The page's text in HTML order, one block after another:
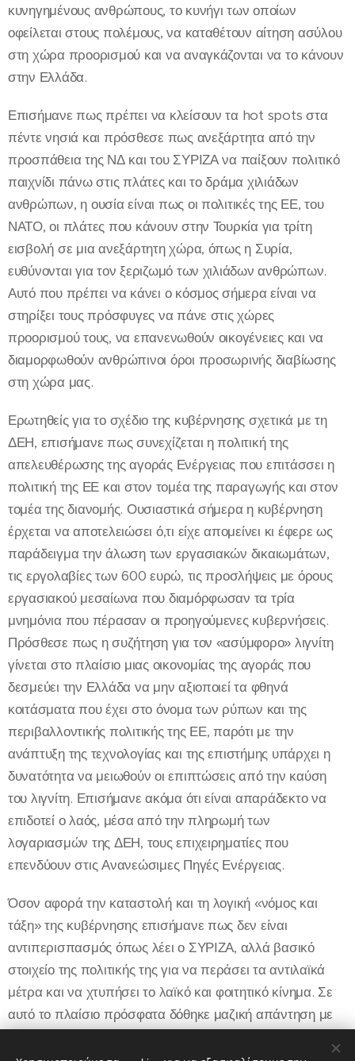
κυνηγημένους ανθρώπους, το κυνήγι των οποίων
οφείλεται στους πολέμους, να καταθέτουν αίτηση ασύλου
στη χώρα προορισμού και να αναγκάζονται να το κάνουν
στην Ελλάδα.
Επισήμανε πως πρέπει να κλείσουν τα hot spots στα
πέντε νησιά και πρόσθεσε πως ανεξάρτητα από την
προσπάθεια της ΝΔ και του ΣΥΡΙΖΑ να παίξουν πολιτικό
παιχνίδι πάνω στις πλάτες και το δράμα χιλιάδων
ανθρώπων, η ουσία είναι πως οι πολιτικές της ΕΕ, του
ΝΑΤΟ, οι πλάτες που κάνουν στην Τουρκία για τρίτη
εισβολή σε μια ανεξάρτητη χώρα, όπως η Συρία,
ευθύνονται για τον ξεριζωμό των χιλιάδων ανθρώπων.
Αυτό που πρέπει να κάνει ο κόσμος σήμερα είναι να
στηρίξει τους πρόσφυγες να πάνε στις χώρες
προορισμού τους, να επανενωθούν οικογένειες και να
διαμορφωθούν ανθρώπινοι όροι προσωρινής διαβίωσης
στη χώρα μας.
Ερωτηθείς για το σχέδιο της κυβέρνησης σχετικά με τη
ΔΕΗ, επισήμανε πως συνεχίζεται η πολιτική της
απελευθέρωσης της αγοράς Ενέργειας που επιτάσσει η
πολιτική της ΕΕ και στον τομέα της παραγωγής και στον
τομέα της διανομής. Ουσιαστικά σήμερα η κυβέρνηση
έρχεται να αποτελειώσει ό,τι είχε απομείνει κι έφερε ως
παράδειγμα την άλωση των εργασιακών δικαιωμάτων,
τις εργολαβίες των 600 ευρώ, τις προσλήψεις με όρους
εργασιακού μεσαίωνα που διαμόρφωσαν τα τρία
μνημόνια που πέρασαν οι προηγούμενες κυβερνήσεις.
Πρόσθεσε πως η συζήτηση για τον «ασύμφορο» λιγνίτη
γίνεται στο πλαίσιο μιας οικονομίας της αγοράς που
δεσμεύει την Ελλάδα να μην αξιοποιεί τα φθηνά
κοιτάσματα που έχει στο όνομα των ρύπων και της
περιβαλλοντικής πολιτικής της ΕΕ, παρότι με την
ανάπτυξη της τεχνολογίας και της επιστήμης υπάρχει η
δυνατότητα να μειωθούν οι επιπτώσεις από την καύση
του λιγνίτη. Επισήμανε ακόμα ότι είναι απαράδεκτο να
επιδοτεί ο λαός, μέσα από την πληρωμή των
λογαριασμών της ΔΕΗ, τους επιχειρηματίες που
επενδύουν στις Ανανεώσιμες Πηγές Ενέργειας.
Όσον αφορά την καταστολή και τη λογική «νόμος και
τάξη» της κυβέρνησης επισήμανε πως δεν είναι
αντιπερισπασμός όπως λέει ο ΣΥΡΙΖΑ, αλλά βασικό
στοιχείο της πολιτικής της για να περάσει τα αντιλαϊκά
μέτρα και να χτυπήσει το λαϊκό και φοιτητικό κίνημα. Σε
αυτό το πλαίσιο πρόσφατα δόθηκε μαζική απάντηση με